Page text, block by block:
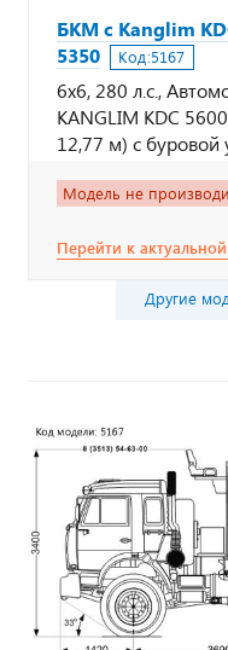
БКМ с Kanglim
5350
Код:5167
6х6, 280 л.с.,
KANGLIM KDC
12,77 м) с буровой
Модель не
Перейти к
Другие